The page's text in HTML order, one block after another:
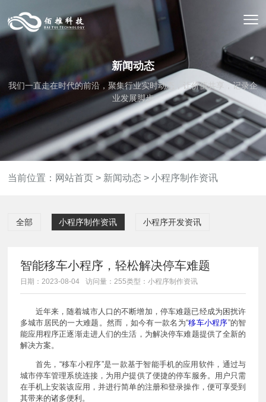
新闻动态
我们一直走在时代的前沿，聚集行业实时动态，让价值共享，记录企
业发展脚步
当前位置： 网站首页 > 新闻动态 >小程序制作资讯
全部 小程序制作资讯 小程序开发资讯
智能移车小程序，轻松解决停车难题
日期：2023-08-04 访问量：255类型：小程序制作资讯
近年来，随着城市人口的不断增加，停车难题已经成为困扰许
多城市居民的一大难题。然而，如今有一款名为“移车小程序”的智
能应用程序正逐渐走进人们的生活，为解决停车难题提供了全新的
解决方案。
首先，“移车小程序”是一款基于智能手机的应用软件，通过与
城市停车管理系统连接，为用户提供了便捷的停车服务。用户只需
在手机上安装该应用，并进行简单的注册和登录操作，便可享受到
其带来的诸多便利。